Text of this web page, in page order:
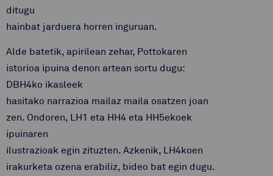
ditugu
hainbat jarduera horren inguruan.
Alde batetik, apirilean zehar, Pottokaren
istorioa ipuina denon artean sortu dugu:
DBH4ko ikasleek
hasitako narrazioa mailaz maila osatzen joan
zen. Ondoren, LH1 eta HH4 eta HH5ekoek
ipuinaren
ilustrazioak egin zituzten. Azkenik, LH4koen
irakurketa ozena erabiliz, bideo bat egin dugu.